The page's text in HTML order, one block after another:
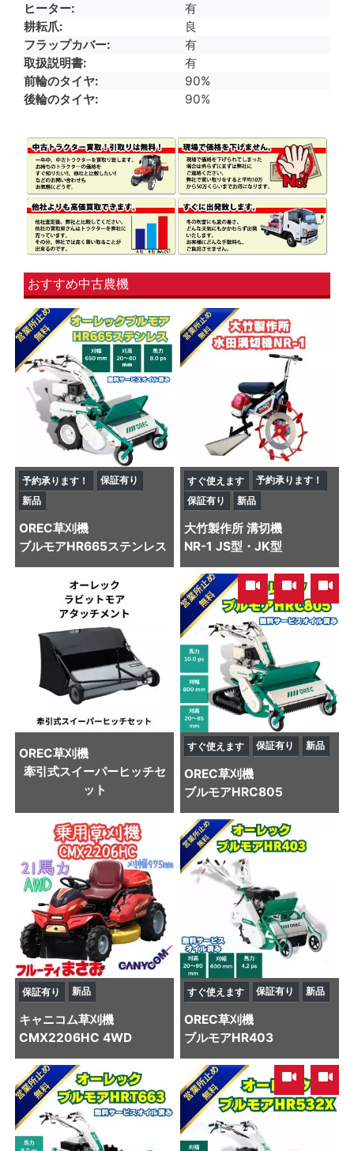
ヒーター
有
耕耘爪
良
フラップカバー
有
取扱説明書
有
前輪のタイヤ
90%
後輪のタイヤ
90%
おすすめ中古農機
予約承ります！
保証有り
新品
OREC草刈機
ブルモアHR665ステンレス
すぐ使えます
予約承ります！
保証有り
新品
大竹製作所 溝切機
NR-1 JS型・JK型
OREC草刈機
牽引式スイーパーヒッチセ
ット
, ,
すぐ使えます 保証有り 新品
OREC草刈機
ブルモアHRC805
保証有り 新品
キャニコム草刈機
CMX2206HC 4WD
すぐ使えます 保証有り 新品
OREC草刈機
ブルモアHR403
,